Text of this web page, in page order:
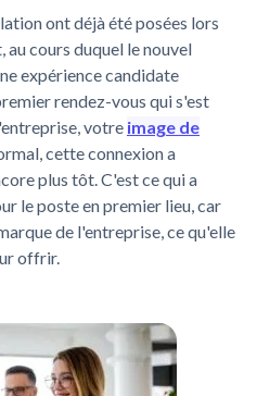
ont déjà été posées lors
cours duquel le nouvel
expérience candidate
rendez-vous qui s'est
votre image de
cette connexion a
plus tôt. C'est ce qui a
le poste en premier lieu, car
de l'entreprise, ce qu'elle
offrir.